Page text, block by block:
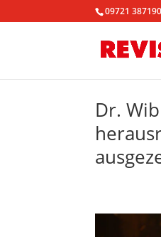
09721 387190
Dr.